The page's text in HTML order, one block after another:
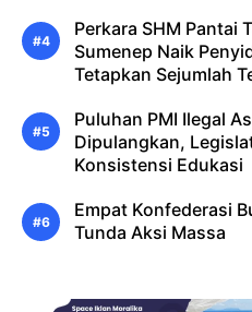
Perkara SHM Pantai
Sumenep Naik
Tetapkan Sejumlah
Puluhan PMI Ilegal
Dipulangkan,
Konsistensi Edukasi
Empat Konfederasi
Tunda Aksi Massa